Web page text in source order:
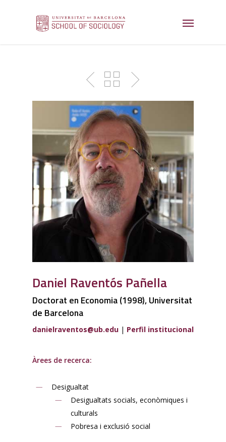
Daniel Raventós Pañella
Doctorat en Economia (1998), Universitat
de Barcelona
danielraventos@ub.edu | Perfil institucional
Àrees de recerca:
Desigualtat
Desigualtats socials, econòmiques i
culturals
Pobresa i exclusió social